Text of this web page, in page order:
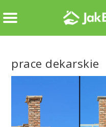
prace dekarskie